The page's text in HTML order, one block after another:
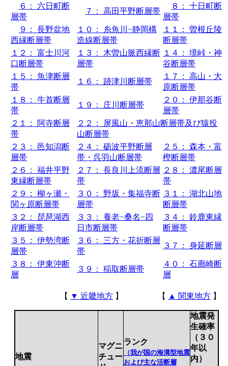
６： 六日町断
層帯
７： 高田平野断層帯
８： 十日町断
層帯
９： 長野盆地
西縁断層帯
１０： 糸魚川−静岡構
造線断層帯
１１： 曽根丘陵
断層帯
１２： 富士川河
口断層帯
１３： 木曽山脈西縁断
層帯
１４： 境峠・神
谷断層帯
１５： 魚津断層
帯
１６： 跡津川断層帯
１７： 高山・大
原断層帯
１８： 牛首断層
帯
１９： 庄川断層帯
２０： 伊那谷断
層帯
２１： 阿寺断層
帯
２２： 屏風山・恵那山断層帯及び猿投
山断層帯
２３： 邑知潟断
層帯
２４： 砺波平野断層
帯・呉羽山断層帯
２５： 森本・富
樫断層帯
２６： 福井平野
東縁断層帯
２７： 長良川上流断層
帯
２８： 濃尾断層
帯
２９： 柳ヶ瀬・
関ヶ原断層帯
３０： 野坂・集福寺断
層帯
３１： 湖北山地
断層帯
３２： 琵琶湖西
岸断層帯
３３： 養老−桑名−四
日市断層帯
３４： 鈴鹿東縁
断層帯
３５： 伊勢湾断
層帯
３６： 三方・花折断層
帯
３７： 身延断層
３８： 伊東沖断
層
３９： 稲取断層帯
４０： 石廊崎断
層
【 ▼ 近畿地方 】 【 ▲ 関東地方 】
地震
マグニ
チュー
ランク
（我が国の海溝型地震
および主な活断層
地震発
生確率
（３０
年以
内）